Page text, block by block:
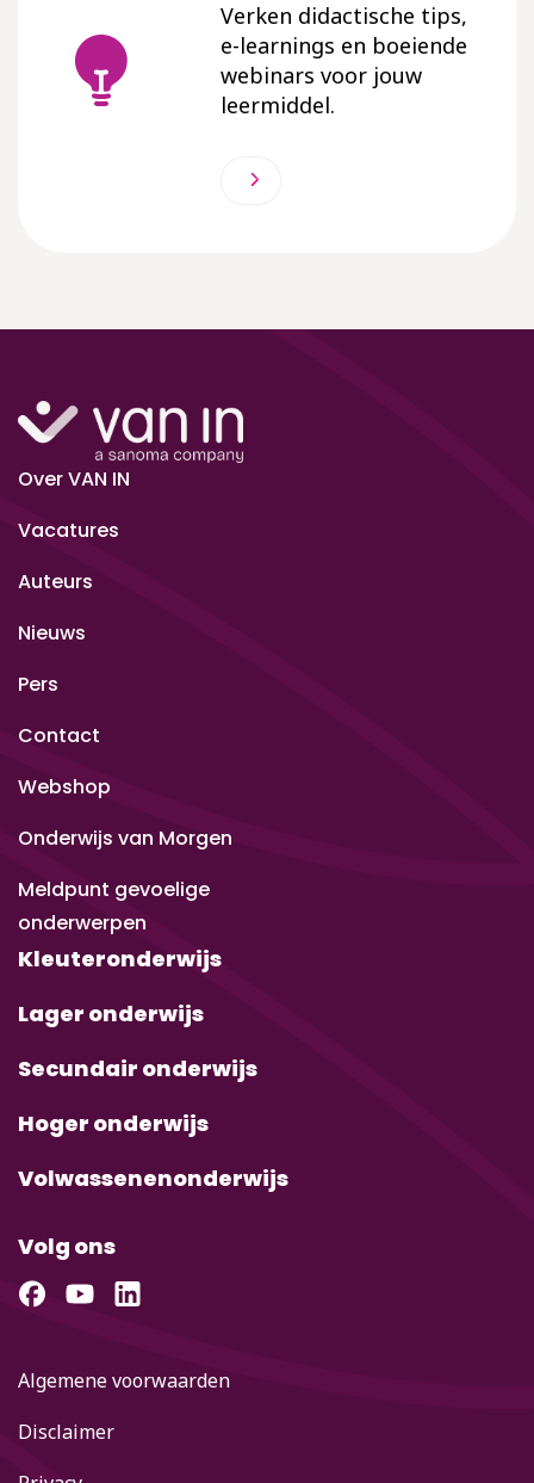
Verken didactische tips,
e-learnings en boeiende
webinars voor jouw
leermiddel.
Over VAN IN
Vacatures
Auteurs
Nieuws
Pers
Contact
Webshop
Onderwijs van Morgen
Meldpunt gevoelige
onderwerpen
Kleuteronderwijs
Lager onderwijs
Secundair onderwijs
Hoger onderwijs
Volwassenenonderwijs
Volg ons
Algemene voorwaarden
Disclaimer